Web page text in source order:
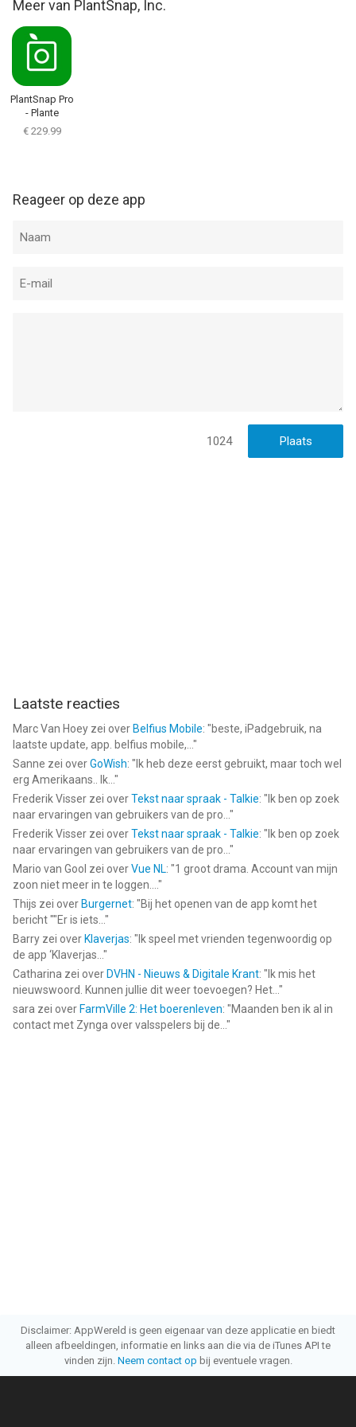
Informatie voor PlantSnap - Identify Plantsis het laatst
vergeleken op 8 Aug om 21:28.
Meer van PlantSnap, Inc.
PlantSnap Pro
- Plante
Scanner
€ 229.99
Reageer op deze app
1024
Laatste reacties
Marc Van Hoey zei over Belfius Mobile: "beste, iPadgebruik, na
laatste update, app. belfius mobile,... "
Sanne zei overGoWish: " Ik heb deze eerst gebruikt, maar toch wel
erg Amerikaans.. Ik... "
Frederik Visser zei overTekst naar spraak - Talkie: " Ik ben op zoek
naar ervaringen van gebruikers van de pro... "
Frederik Visser zei overTekst naar spraak - Talkie: " Ik ben op zoek
naar ervaringen van gebruikers van de pro... "
Mario van Gool zei overVue NL: "1 groot drama. Account van mijn
zoon niet meer in te loggen.... "
Thijs zei over Burgernet: "Bij het openen van de app komt het
bericht ""Er is iets... "
Barry zei over Klaverjas: " Ik speel met vrienden tegenwoordig op
de app ‘Klaverjas... "
Catharina zei over DVHN - Nieuws & Digitale Krant: " Ik mis het
nieuwswoord. Kunnen jullie dit weer toevoegen? Het... "
sara zei over FarmVille 2: Het boerenleven: "Maanden ben ik al in
contact met Zynga over valsspelers bij de... "
Disclaimer: AppWereld is geen eigenaar van deze applicatie en biedt
alleen afbeeldingen, informatie en links aan die via de iTunes API te
vinden zijn. Neem contact op bij eventuele vragen.